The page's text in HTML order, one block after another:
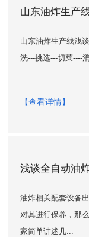
山东油炸生产
山东油炸生产线浅
洗---挑选---切菜----
【查看详情】
浅谈全自动油
油炸相关配套设备
对其进行保养，那
家简单讲述几...